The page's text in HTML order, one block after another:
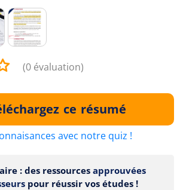
(0 évaluation)
ce résumé
avec notre quiz !
: des ressources approuvées
pour réussir vos études !